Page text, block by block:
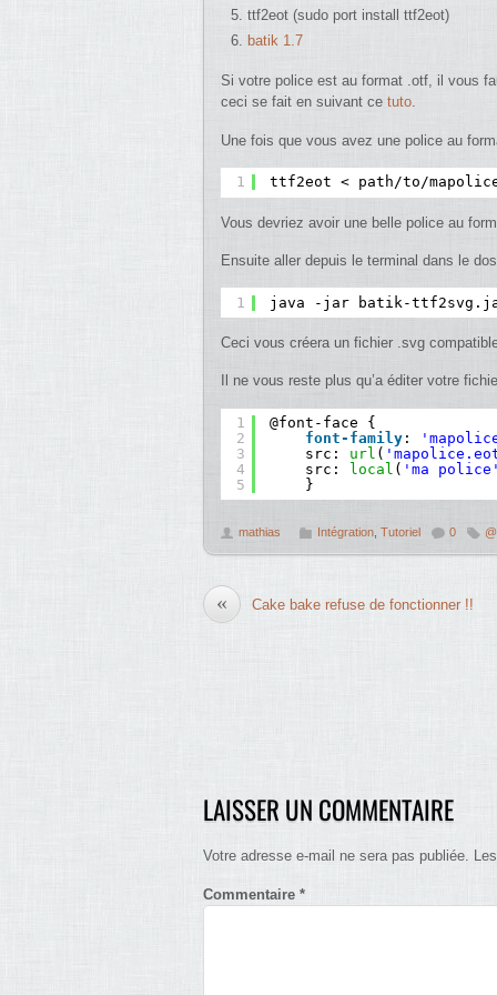
ttf2eot (sudo port install ttf2eot)
batik 1.7
Si votre police est au format .otf, il vous
ceci se fait en suivant ce tuto.
Une fois que vous avez une police au
1 ttf2eot < path/to/
Vous devriez avoir une belle police au
Ensuite aller depuis le terminal dans le
1 java -jar batik-
Ceci vous créera un fichier .svg
Il ne vous reste plus qu’a éditer votre
1
2
3
4
5
@font-face {
font-family:
src: url (
src:
local ( 'ma
}
mathias Intégration Tutoriel 0
« Cake bake refuse de fonctionner !!
LAISSER UN COMMENTAIRE
Votre adresse e-mail ne sera pas publiée.
Commentaire *